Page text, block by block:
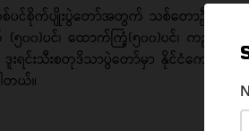
င်စိုက်ပျိုးပွဲတော်အတွက် သစ်တောဦးစီးဌာန၊ ဝ
၀၀)ပင်၊ ထောက်ကြံ့(၅၀၀)ပင်၊ ကညင် (၁၀၀
းရင်းသီးစတုဒိသာပွဲတော်မှာ နိုင်ငံကျော် တေ
တယ်။